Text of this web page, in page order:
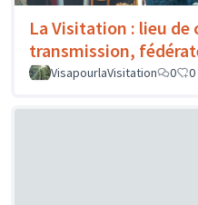
La Visitation : lieu de
transmission,
VisapourlaVisitation
0 0